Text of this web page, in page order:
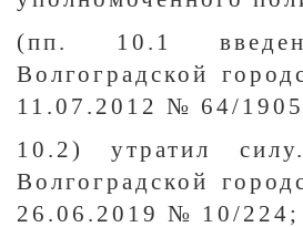
(пп. 10.1
Волгоградской
11.07.2012 № 64/
10.2) утратил
Волгоградской
26.06.2019 № 10/224;